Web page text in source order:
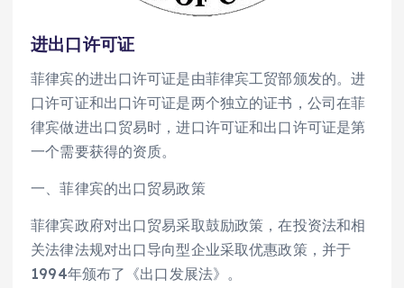
进出口许可证
菲律宾的进出口许可证是由菲律宾工贸部颁发的。进
口许可证和出口许可证是两个独立的证书，公司在菲
律宾做进出口贸易时，进口许可证和出口许可证是第
一个需要获得的资质。
一、菲律宾的出口贸易政策
菲律宾政府对出口贸易采取鼓励政策，在投资法和相
关法律法规对出口导向型企业采取优惠政策，并于
1994年颁布了《出口发展法》。